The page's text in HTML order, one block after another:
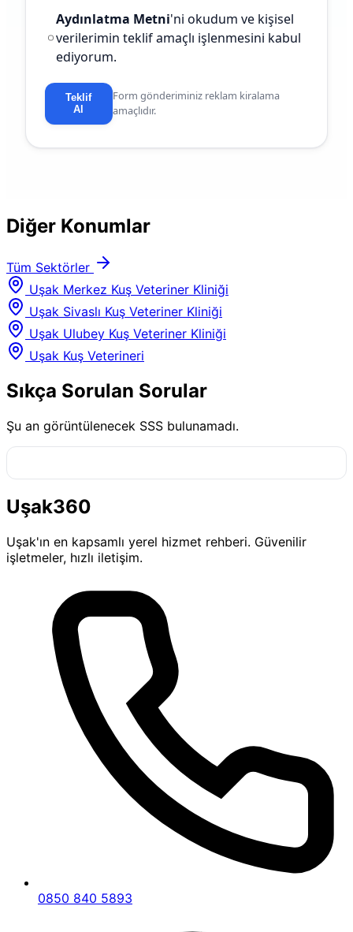
Aydınlatma Metni'ni okudum ve kişisel
verilerimin teklif amaçlı işlenmesini kabul
ediyorum.
Teklif
Al
Form gönderiminiz reklam kiralama
amaçlıdır.
Diğer Konumlar
Tüm Sektörler
Uşak Merkez Kuş Veteriner Kliniği
Uşak Sivaslı Kuş Veteriner Kliniği
Uşak Ulubey Kuş Veteriner Kliniği
Uşak Kuş Veterineri
Sıkça Sorulan Sorular
Şu an görüntülenecek SSS bulunamadı.
Uşak360
Uşak'ın en kapsamlı yerel hizmet rehberi. Güvenilir
işletmeler, hızlı iletişim.
0850 840 5893